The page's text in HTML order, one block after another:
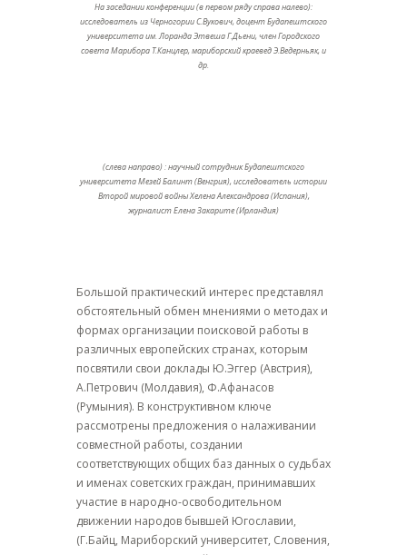
На заседании конференции (в первом ряду справа налево):
исследователь из Черногории С.Вукович, доцент Будапештского
университета им. Лоранда Этвеша Г.Дьени, член Городского
совета Марибора Т.Канцлер, мариборский краевед Э.Ведерньяк, и
др.
(слева направо) : научный сотрудник Будапештского
университета Мезей Балинт (Венгрия), исследователь истории
Второй мировой войны Хелена Александрова (Испания),
журналист Елена Закарите (Ирландия)
Большой практический интерес представлял
обстоятельный обмен мнениями о методах и
формах организации поисковой работы в
различных европейских странах, которым
посвятили свои доклады Ю.Эггер (Австрия),
А.Петрович (Молдавия), Ф.Афанасов
(Румыния). В конструктивном ключе
рассмотрены предложения о налаживании
совместной работы, создании
соответствующих общих баз данных о судьбах
и именах советских граждан, принимавших
участие в народно-освободительном
движении народов бывшей Югославии,
(Г.Байц, Мариборский университет, Словения,